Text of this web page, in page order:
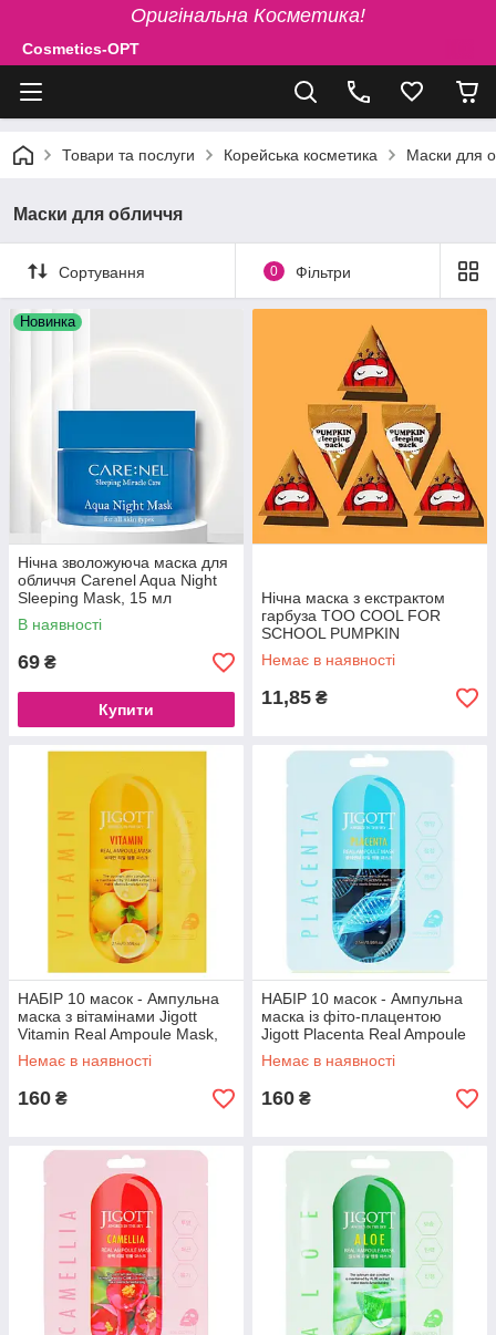
Оригінальна Косметика!
Cosmetics-OPT
Товари та послуги Корейська косметика Маски для
Маски для обличчя
Сортування 0 Фільтри
Новинка
Нічна зволожуюча маска для
обличчя Carenel Aqua Night
Sleeping Mask, 15 мл
В наявності
69 ₴
Купити
Нічна маска з екстрактом
гарбуза TOO COOL FOR
SCHOOL PUMPKIN
SLEEPING PACK, 2 мл
Немає в наявності
11,85 ₴
НАБІР 10 масок - Ампульна
маска з вітамінами Jigott
Vitamin Real Ampoule Mask,
10 шт.*27 мл.
Немає в наявності
160 ₴
НАБІР 10 масок - Ампульна
маска із фіто-плацентою
Jigott Placenta Real Ampoule
Mask, 10 шт.*27 мл.
Немає в наявності
160 ₴